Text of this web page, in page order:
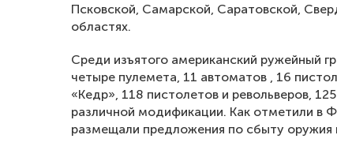
Псковской, Самарской, Саратовской,
областях.
Среди изъятого американский ружейный
четыре пулемета, 11 автоматов , 16
«Кедр», 118 пистолетов и револьверов,
различной модификации. Как отметили в
размещали предложения по сбыту оружия